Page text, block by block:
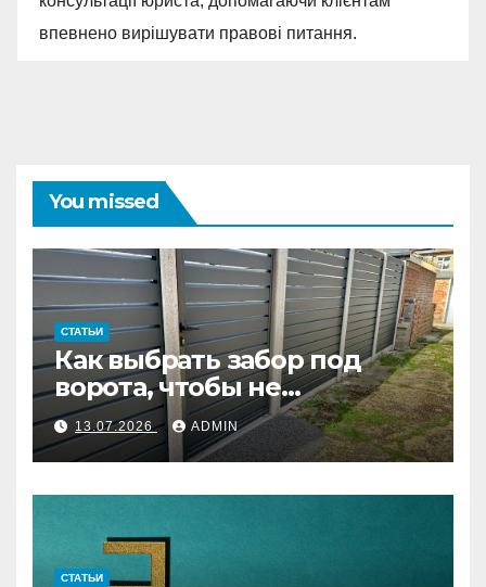
впевнено вирішувати правові питання.
You missed
СТАТЬИ
Как выбрать забор под
ворота, чтобы не
переделывать систему
13.07.2026 ADMIN
СТАТЬИ